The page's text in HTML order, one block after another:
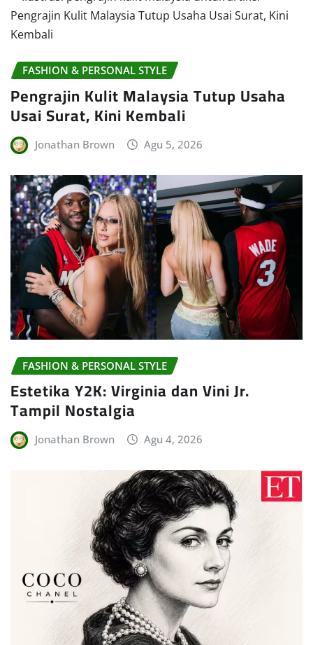
FASHION & PERSONAL STYLE
Pengrajin Kulit Malaysia Tutup Usaha
Usai Surat, Kini Kembali
Jonathan Brown Agu 5, 2026
FASHION & PERSONAL STYLE
Estetika Y2K: Virginia dan Vini Jr.
Tampil Nostalgia
Jonathan Brown Agu 4, 2026